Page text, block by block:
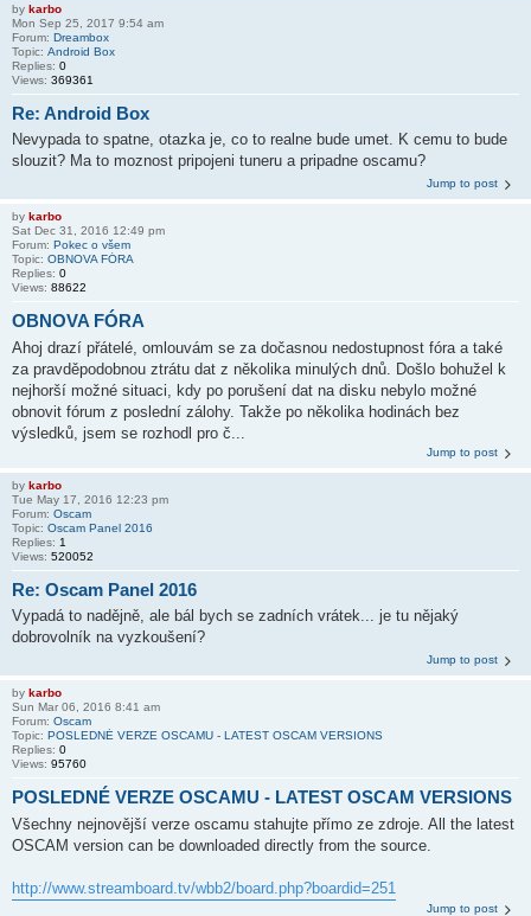
by karbo
Mon Sep 25, 2017 9:54 am
Forum: Dreambox
Topic: Android Box
Replies: 0
Views: 369361
Re: Android Box
Nevypada to spatne, otazka je, co to realne bude umet. K cemu to bude
slouzit? Ma to moznost pripojeni tuneru a pripadne oscamu?
Jump to post
by karbo
Sat Dec 31, 2016 12:49 pm
Forum: Pokec o všem
Topic: OBNOVA FÓRA
Replies: 0
Views: 88622
OBNOVA FÓRA
Ahoj drazí přátelé, omlouvám se za dočasnou nedostupnost fóra a také
za pravděpodobnou ztrátu dat z několika minulých dnů. Došlo bohužel k
nejhorší možné situaci, kdy po porušení dat na disku nebylo možné
obnovit fórum z poslední zálohy. Takže po několika hodinách bez
výsledků, jsem se rozhodl pro č...
Jump to post
by karbo
Tue May 17, 2016 12:23 pm
Forum: Oscam
Topic: Oscam Panel 2016
Replies: 1
Views: 520052
Re: Oscam Panel 2016
Vypadá to nadějně, ale bál bych se zadních vrátek... je tu nějaký
dobrovolník na vyzkoušení?
Jump to post
by karbo
Sun Mar 06, 2016 8:41 am
Forum: Oscam
Topic: POSLEDNÉ VERZE OSCAMU - LATEST OSCAM VERSIONS
Replies: 0
Views: 95760
POSLEDNÉ VERZE OSCAMU - LATEST OSCAM VERSIONS
Všechny nejnovější verze oscamu stahujte přímo ze zdroje. All the latest
OSCAM version can be downloaded directly from the source.
http://www.streamboard.tv/wbb2/board.php?boardid=251
Jump to post